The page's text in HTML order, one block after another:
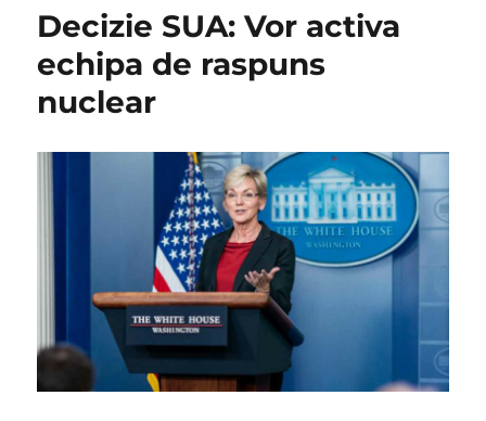
Decizie SUA: Vor activa
echipa de raspuns
nuclear